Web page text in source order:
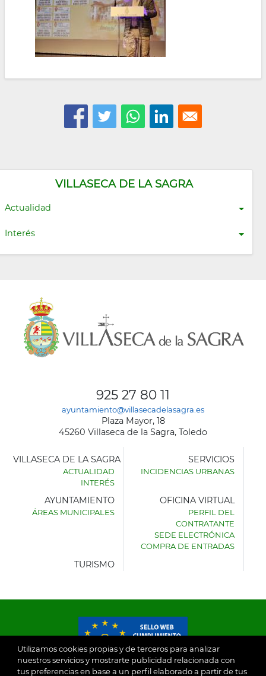
VILLASECA DE LA SAGRA
Actualidad
Interés
Utilizamos cookies propias y de terceros para analizar
nuestros servicios y mostrarte publicidad relacionada con
tus preferencias en base a un perfil elaborado a partir de tus
925 27 80 11
ayuntamiento@villasecadelasagra.es
Plaza Mayor, 18
45260 Villaseca de la Sagra, Toledo
AYUNTAMIENTO
VILLASECA DE LA SAGRA
ACTUALIDAD
INTERÉS
SERVICIOS
INCIDENCIAS URBANAS
AYUNTAMIENTO
ÁREAS MUNICIPALES
OFICINA VIRTUAL
PERFIL DEL
CONTRATANTE
SEDE ELECTRÓNICA
COMPRA DE ENTRADAS
TURISMO